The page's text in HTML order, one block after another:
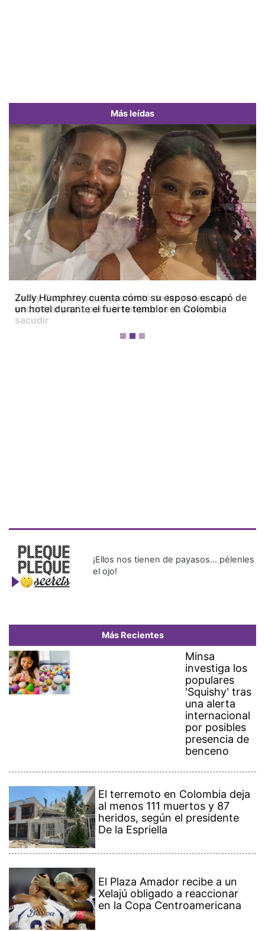
Más leídas
Zully Humphrey cuenta cómo su esposo escapó de
un hotel durante el fuerte temblor en Colombia
Previous Next
el ojo!
Más Recientes
Minsa
investiga los
populares
'Squishy' tras
una alerta
internacional
por posibles
presencia de
benceno
al menos 111 muertos y 87
heridos, según el presidente
De la Espriella
Xelajú obligado a reaccionar
en la Copa Centroamericana